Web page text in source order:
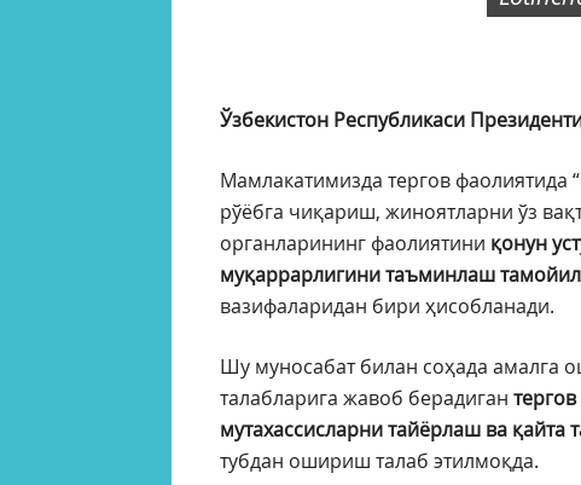
Ўзбекистон Республикаси
Мамлакатимизда тергов фаолиятида “
рўёбга чиқариш, жиноятларни ўз
органларининг фаолиятини қонун
муқаррарлигини таъминлаш
вазифаларидан бири ҳисобланади.
Шу муносабат билан соҳада амалга
талабларига жавоб берадиган
мутахассисларни тайёрлаш ва қайта
тубдан ошириш талаб этилмоқда.